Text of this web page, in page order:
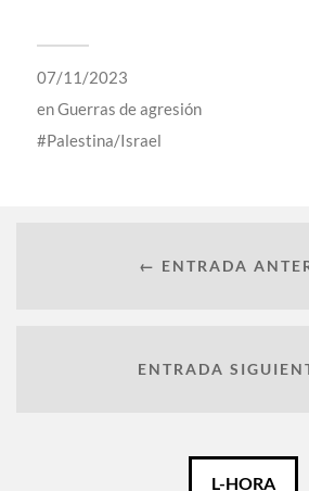
07/11/2023
enGuerras de agresión
Palestina/Israel
← ENTRADA
ENTRADA
L-HORA